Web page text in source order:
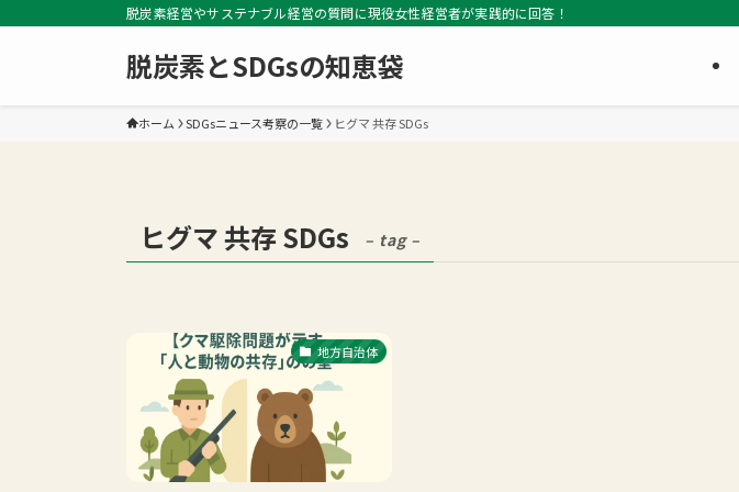
脱炭素経営やサステナブル経営の質問に現役女性経営者が実践的に回答！
脱炭素とSDGsの知恵袋
ホーム SDGsニュース考察の一覧 ヒグマ 共存 SDGs
ヒグマ 共存 SDGs – tag –
地方自治体